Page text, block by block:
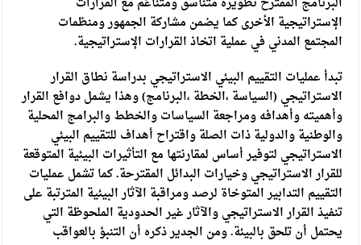
الإستراتيجية الأخرى كما يضمن مشاركة الجمهور ومنظمات
المجتمع المدني في عملية اتخاذ القرارات الإستراتيجية.
تبدأ عمليات التقييم البيئي الاستراتيجي بدراسة نطاق القرار
الاستراتيجي (السياسة ،الخطة ،البرنامج) وهذا يشمل دوافع القرار
وأهميته وأهدافه ومراجعة السياسات والخطط والبرامج المحلية
والوطنية والدولية ذات الصلة واقتراح أهداف للتقييم البيئي
الاستراتيجي لتوفير أساس لمقارنتها مع التأثيرات البيئية المتوقعة
للقرار الاستراتيجي وخيارات البدائل المقترحة. كما تشمل عمليات
التقييم التدابير المتوخاة لرصد ومراقبة الآثار البيئية المترتبة على
تنفيذ القرار الاستراتيجي والآثار غير الحدودية الملحوظة التي
يحتمل أن تلحق بالبيئة. ومن الجدير ذكره أن التنبؤ بالعواقب